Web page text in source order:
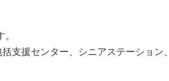
支援センター、シニアステーション、